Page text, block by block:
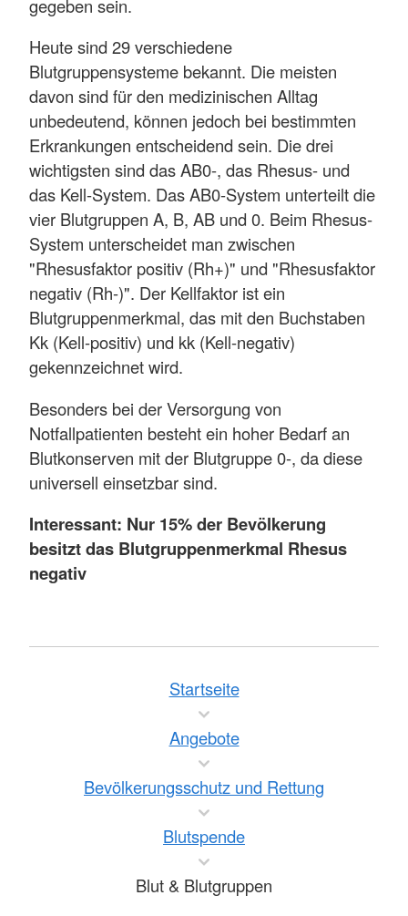
gegeben sein.
Heute sind 29 verschiedene
Blutgruppensysteme bekannt. Die meisten
davon sind für den medizinischen Alltag
unbedeutend, können jedoch bei bestimmten
Erkrankungen entscheidend sein. Die drei
wichtigsten sind das AB0-, das Rhesus- und
das Kell-System. Das AB0-System unterteilt die
vier Blutgruppen A, B, AB und 0. Beim Rhesus-
System unterscheidet man zwischen
"Rhesusfaktor positiv (Rh+)" und "Rhesusfaktor
negativ (Rh-)". Der Kellfaktor ist ein
Blutgruppenmerkmal, das mit den Buchstaben
Kk (Kell-positiv) und kk (Kell-negativ)
gekennzeichnet wird.
Besonders bei der Versorgung von
Notfallpatienten besteht ein hoher Bedarf an
Blutkonserven mit der Blutgruppe 0-, da diese
universell einsetzbar sind.
Interessant: Nur 15% der Bevölkerung
besitzt das Blutgruppenmerkmal Rhesus
negativ
Startseite
Angebote
Bevölkerungsschutz und Rettung
Blutspende
Blut & Blutgruppen